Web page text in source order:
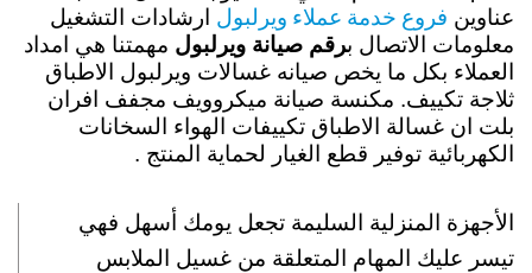
عناوين فروع خدمة عملاء ويرلبول ارشادات التشغيل
معلومات الاتصال برقم صيانة ويرلبول مهمتنا هي امداد
العملاء بكل ما يخص صيانه غسالات ويرلبول الاطباق
ثلاجة تكييف. مكنسة صيانة ميكروويف مجفف افران
بلت ان غسالة الاطباق تكييفات الهواء السخانات
الكهربائية توفير قطع الغيار لحماية المنتج .
الأجهزة المنزلية السليمة تجعل يومك أسهل فهي
تيسر عليك المهام المتعلقة من غسيل الملابس